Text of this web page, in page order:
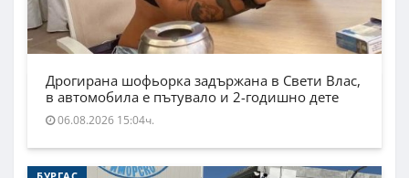
Дрогирана шофьорка задържана в Свети Влас,
в автомобила е пътувало и 2-годишно дете
06.08.2026 15:04ч.